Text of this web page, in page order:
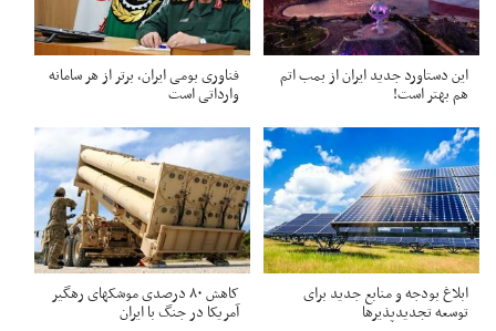
این دستاورد جدید ایران از بمب اتم
هم بهتر است!
فناوری بومی ایران، برتر از هر سامانه
وارداتی است
ابلاغ بودجه و منابع جدید برای
توسعه تجدیدپذیرها
کاهش ۸۰ درصدی موشکهای رهگیر
آمریکا در جنگ با ایران